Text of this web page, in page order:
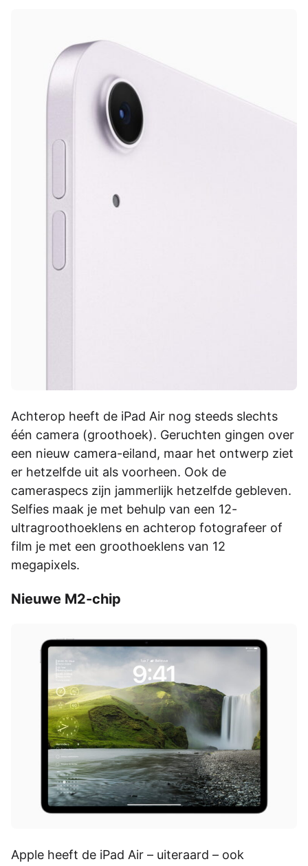
Achterop heeft de iPad Air nog steeds slechts
één camera (groothoek). Geruchten gingen over
een nieuw camera-eiland, maar het ontwerp ziet
er hetzelfde uit als voorheen. Ook de
cameraspecs zijn jammerlijk hetzelfde gebleven.
Selfies maak je met behulp van een 12-
ultragroothoeklens en achterop fotografeer of
film je met een groothoeklens van 12
megapixels.
Nieuwe M2-chip
Apple heeft de iPad Air – uiteraard – ook